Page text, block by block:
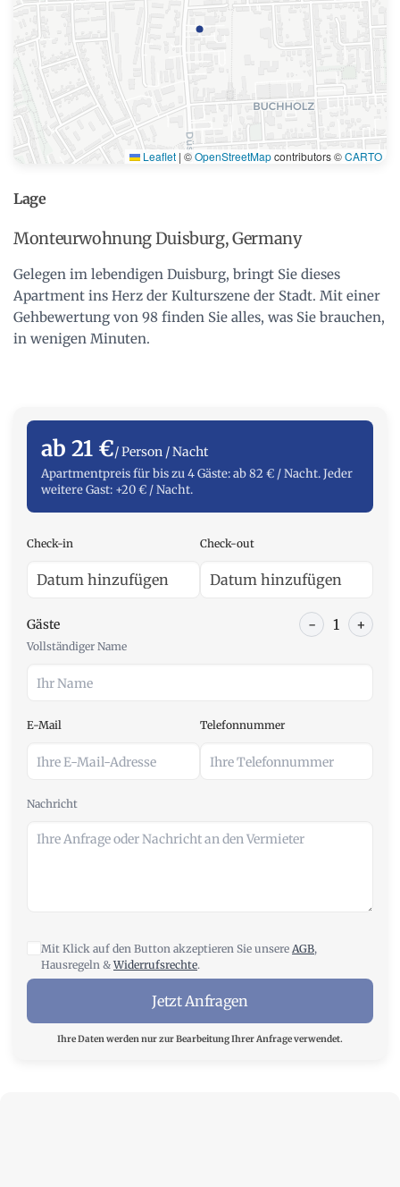
Leaflet | ©OpenStreetMapcontributors ©CARTO
Lage
Monteurwohnung Duisburg, Germany
Gelegen im lebendigen Duisburg, bringt Sie dieses
Apartment ins Herz der Kulturszene der Stadt. Mit einer
Gehbewertung von 98 finden Sie alles, was Sie brauchen,
in wenigen Minuten.
ab 21 €/ Person / Nacht
Apartmentpreis für bis zu 4 Gäste: ab 82 € / Nacht. Jeder
weitere Gast: +20 € / Nacht.
Check-in Check-out
Gäste - 1 +
Vollständiger Name
E-Mail Telefonnummer
Nachricht
Mit Klick auf den Button akzeptieren Sie unsere AGB,
Hausregeln &Widerrufsrechte.
Jetzt Anfragen
Ihre Daten werden nur zur Bearbeitung Ihrer Anfrage verwendet.